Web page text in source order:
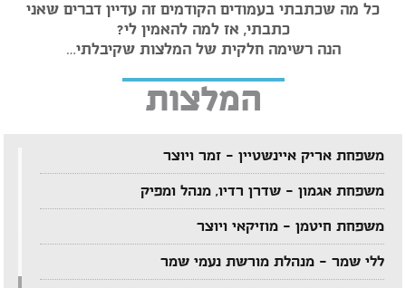
כל מה שכתבתי בעמודים הקודמים זה עדיין דברים שאני
כתבתי, אז למה להאמין לי?
הנה רשימה חלקית של המלצות שקיבלתי…
המלצות
משפחת אריק איינשטיין – זמר ויוצר
משפחת אגמון – שדרן רדיו, מנהל ומפיק
משפחת חיטמן – מוזיקאי ויוצר
ללי שמר – מנהלת מורשת נעמי שמר